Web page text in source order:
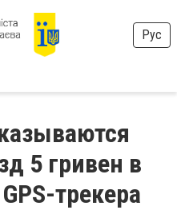
Рус
5 гривен в
трекера